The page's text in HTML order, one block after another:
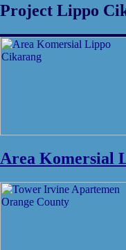
Project Lippo
Area Komersial